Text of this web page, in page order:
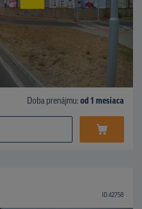
Doba prenájmu: od 1 mesiaca
ID 42758